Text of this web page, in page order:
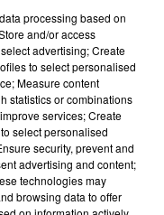
prépare un
des inondations,
d’alerte est-il
Parc Naturel de
pourront peut-être
du nom du 1er
processing based on
and/or access
advertising; Create
to select personalised
Measure content
statistics or combinations
services; Create
select personalised
security, prevent and
advertising and content;
technologies may
browsing data to offer